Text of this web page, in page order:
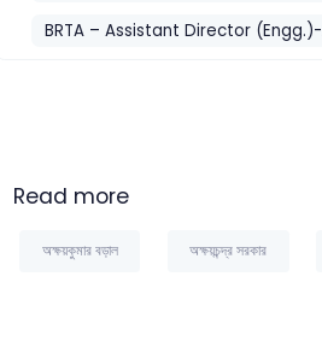
BRTA – Assistant Director
Read more
অক্ষয়কুমার বড়াল অক্ষয়চন্দ্র সরকার